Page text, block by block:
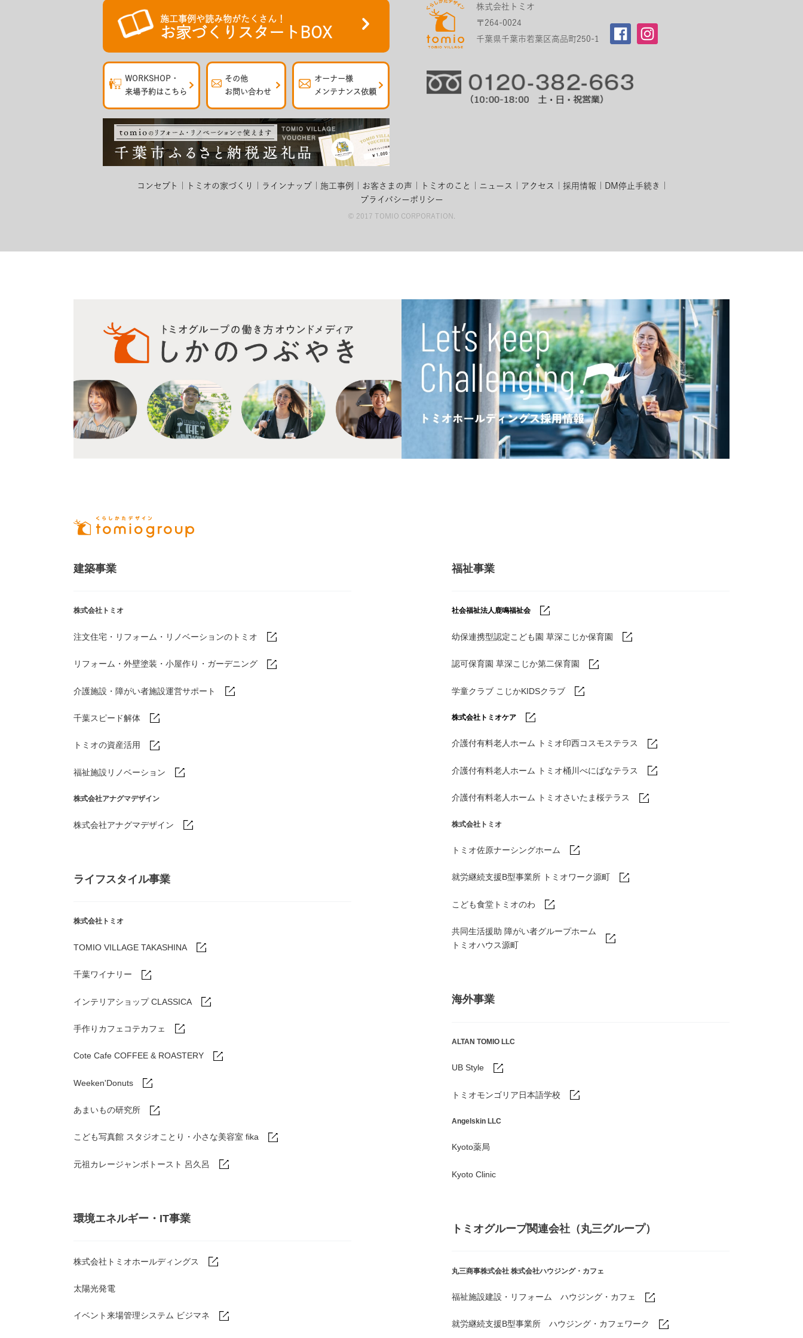
施工事例や読み物がたくさん！
お家づくりスタートBOX
WORKSHOP・
来場予約はこちら
その他
お問い合わせ
オーナー様
メンテナンス依頼
株式会社トミオ
〒264-0024
千葉県千葉市若葉区高品町250-1
コンセプト トミオの家づくり ラインナップ 施工事例 お客さまの声 トミオのこと ニュース アクセス 採用情報
DM停止手続き
プライバシーポリシー
© 2017 TOMIO CORPORATION.
建築事業
株式会社トミオ
注文住宅・リフォーム・リノベーションのトミオ
リフォーム・外壁塗装・小屋作り・ ガーデニング
介護施設・障がい者施設運営サポート
千葉スピード解体
トミオの資産活用
福祉施設リノベーション
株式会社アナグマデザイン
株式会社アナグマデザイン
ライフスタイル事業
株式会社トミオ
TOMIO VILLAGE TAKASHINA
千葉ワイナリー
インテリアショップ CLASSICA
手作りカフェコテカフェ
Cote Cafe COFFEE & ROASTERY
Weeken'Donuts
あまいもの研究所
こども写真館 スタジオことり・小さな美容室 fika
元祖カレージャンボトースト 呂久呂
環境エネルギー・IT事業
株式会社トミオホールディングス
太陽光発電
イベント来場管理システム ビジマネ
福祉事業
社会福祉法人鹿鳴福祉会
幼保連携型認定こども園 草深こじか保育園
認可保育園 草深こじか第二保育園
学童クラブ こじかKIDSクラブ
株式会社トミオケア
介護付有料老人ホーム トミオ印西コスモステラス
介護付有料老人ホーム トミオ桶川べにばなテラス
介護付有料老人ホーム トミオさいたま桜テラス
株式会社トミオ
トミオ佐原ナーシングホーム
就労継続支援B型事業所 トミオワーク源町
こども食堂トミオのわ
共同生活援助 障がい者グループホーム
トミオハウス源町
海外事業
ALTAN TOMIO LLC
UB Style
トミオモンゴリア日本語学校
Angelskin LLC
Kyoto薬局
Kyoto Clinic
トミオグループ関連会社（丸三グループ）
丸三商事株式会社 株式会社ハウジング・カフェ
福祉施設建設・リフォーム ハウジング・カフェ
就労継続支援B型事業所 ハウジング・カフェワーク